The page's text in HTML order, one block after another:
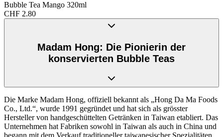
Bubble Tea Mango 320ml
CHF 2.80
Madam Hong: Die Pionierin der
konservierten Bubble Teas
Die Marke Madam Hong, offiziell bekannt als „Hong Da Ma Foods
Co., Ltd.“, wurde 1991 gegründet und hat sich als grösster
Hersteller von handgeschüttelten Getränken in Taiwan etabliert. Das
Unternehmen hat Fabriken sowohl in Taiwan als auch in China und